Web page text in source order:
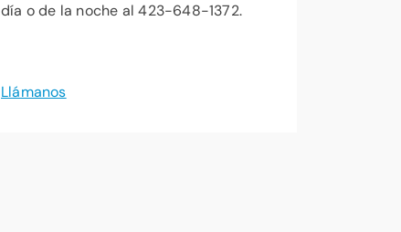
día o de la noche al 423-648-1372.
Llámanos